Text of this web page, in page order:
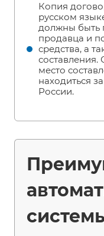
Копия
русском
должны быть
продавца и
средства, а
место
находиться
России.